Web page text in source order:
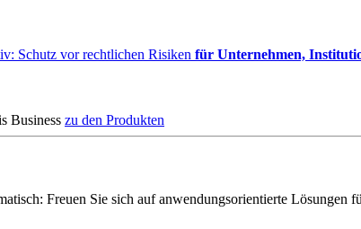
Schutz vor rechtlichen Risiken für Unternehmen,
Business zu den Produkten
Freuen Sie sich auf anwendungsorientierte